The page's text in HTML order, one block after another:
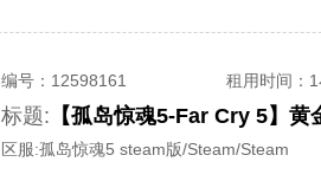
编号： 12598161 租用时间 ：
标题: 【孤岛惊魂5-Far Cry 5】
区服:孤岛惊魂5 steam版/Steam/Steam